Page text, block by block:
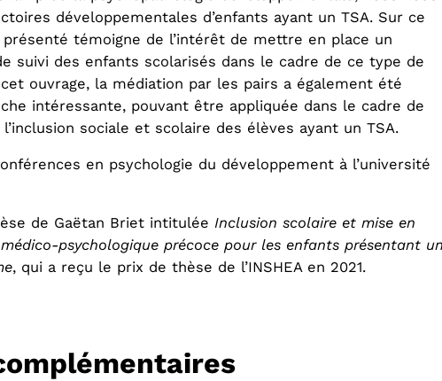
développementales d’enfants ayant un TSA. Sur ce
témoigne de l’intérêt de mettre en place un
suivi des enfants scolarisés dans le cadre de ce type de
ouvrage, la médiation par les pairs a également été
intéressante, pouvant être appliquée dans le cadre de
sociale et scolaire des élèves ayant un TSA.
en psychologie du développement à l’université
de Gaëtan Briet intituléeInclusion scolaire et mise en
psychologique précoce pour les enfants présentant
, qui a reçu le prix de thèse de l’INSHEA en 2021.